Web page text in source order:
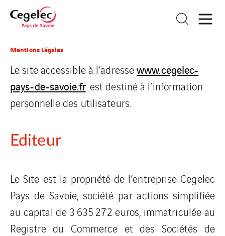
Mentions Légales
Le site accessible à l’adressewww.cegelec-
pays-de-savoie.frest destiné à l’information
personnelle des utilisateurs.
Editeur
Le Site est la propriété de l’entreprise Cegelec
Pays de Savoie, société par actions simplifiée
au capital de 3 635 272 euros, immatriculée au
Registre du Commerce et des Sociétés de